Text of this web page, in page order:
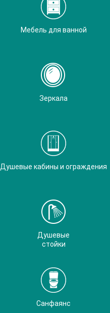
Мебель для ванной
Зеркала
Душевые кабины и ограждения
Душевые
стойки
Санфаянс